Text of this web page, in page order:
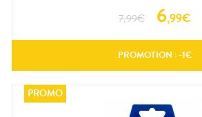
7,99€ 6,99€
PROMOTION : -1€